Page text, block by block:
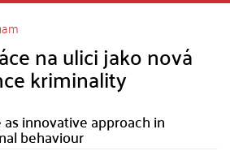
na ulici jako nová
kriminality
innovative approach in
behaviour